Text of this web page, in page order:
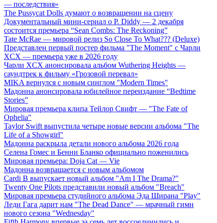
— последствия»
The Pussycat Dolls думают о возвращении на сцену
Документальный мини-сериал о P. Diddy — 2 декабря
состоится премьера “Sean Combs: The Reckoning”
Tate McRae — мировой релиз So Close To What??? (Deluxe)
Представлен первый постер фильма "The Moment" с Чарли
XCX — премьера уже в 2026 году
Чарли XCX анонсировала альбом Wuthering Heights —
саундтрек к фильму «Грозовой перевал»
MIKA вернулся с новым синглом "Modern Times"
Мадонна анонсировала юбилейное переиздание “Bedtime
Stories”
Мировая премьера клипа Тейлор Свифт — "The Fate of
Ophelia"
Taylor Swift выпустила четыре новые версии альбома "The
Life of a Showgirl"
Мадонна раскрыла детали нового альбома 2026 года
Селена Гомес и Бенни Бланко официально поженились
Мировая премьера: Doja Cat — Vie
Мадонна возвращается с новым альбомом
Cardi B выпускает новый альбом "Am I The Drama?"
Twenty One Pilots представили новый альбом "Breach"
Мировая премьера студийного альбома Эда Ширана "Play"
Леди Гага дарит нам "The Dead Dance" — мрачный гимн
нового сезона "Wednesday"